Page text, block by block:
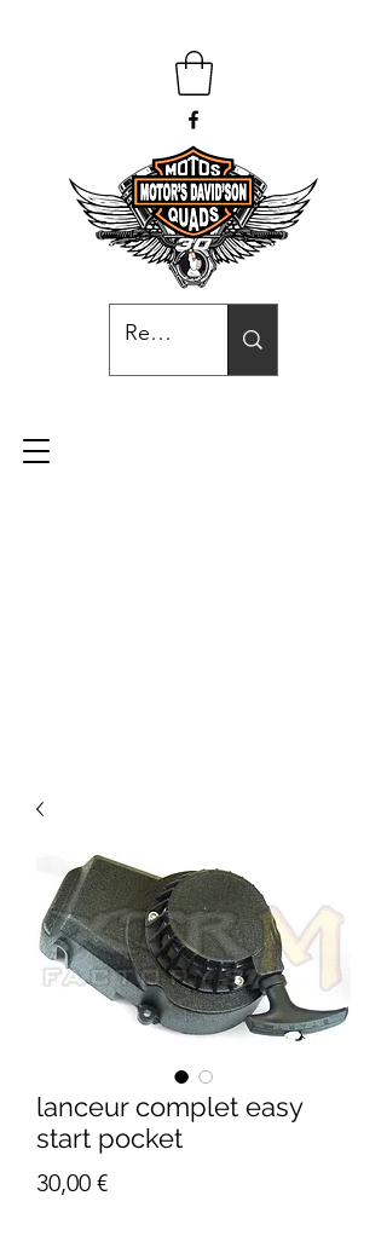
lanceur complet easy
start pocket
30,00 €Prix